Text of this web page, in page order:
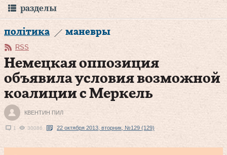
разделы
політика маневры
RSS
Немецкая оппозиция
объявила условия возможной
коалиции с Меркель
КВЕНТИН ПИЛ
1 30086 22 октября 2013, вторник, №129 (129)